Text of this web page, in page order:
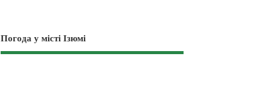
Погода у місті Ізюмі